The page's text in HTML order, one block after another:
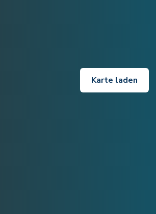
Karte laden